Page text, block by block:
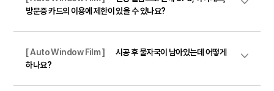
방문증 카드의 이용에 제한이 있을 수 있나요?
[ Auto Window Film ]
시공 후 물자국이 남아있는데 어떻게
하나요?